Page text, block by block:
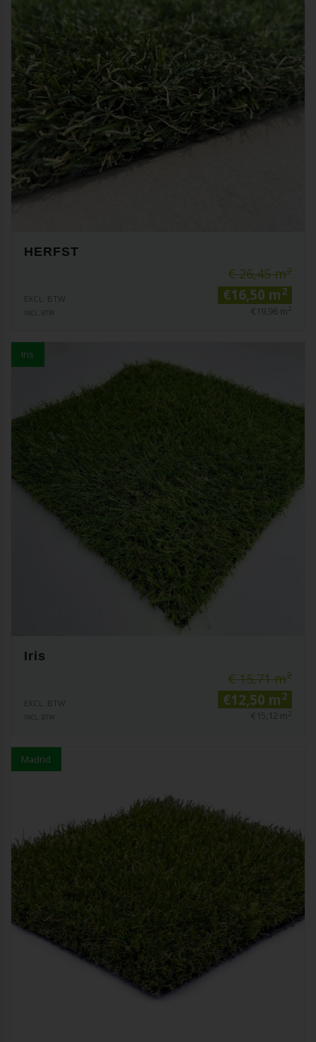
HERFST
€ 26,45 m2
EXCL. BTW €16,50 m2
INCL. BTW €19,96 m2
Iris
Iris
€ 15,71 m2
EXCL. BTW €12,50 m2
INCL. BTW €15,12 m
Madrid